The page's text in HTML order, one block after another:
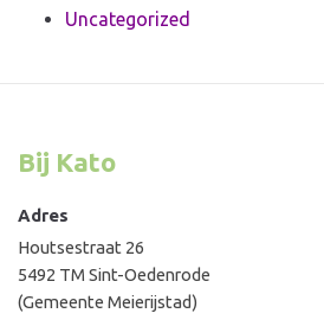
Uncategorized
Bij Kato
Adres
Houtsestraat 26
5492 TM Sint-Oedenrode
(Gemeente Meierijstad)